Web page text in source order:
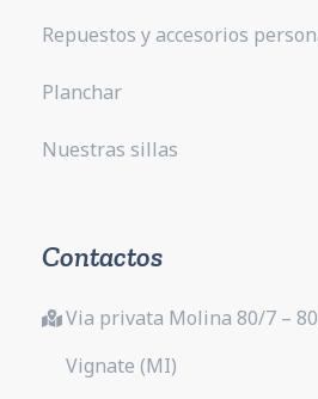
Repuestos y accesorios
Planchar
Nuestras sillas
Contactos
Via privata Molina 80/7 –
Vignate (MI)